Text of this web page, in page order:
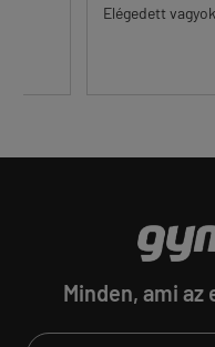
Elégedett
Minden, ami az